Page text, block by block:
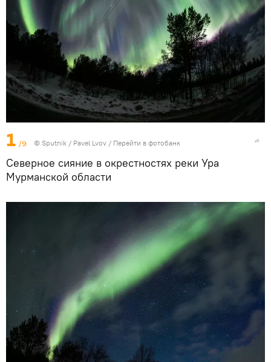
1 /9 © Sputnik / Pavel Lvov / Перейти в фотобанк
Северное сияние в окрестностях реки Ура
Мурманской области